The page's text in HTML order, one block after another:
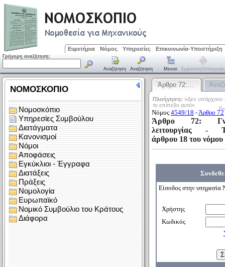
Ευρετήρια Νόμος Υπηρεσίες Επικοινωνία-Υποστήριξη
Γρήγορη αναζήτηση:
Αναζήτηση Αναζήτηση Μενού Εμφάνιση/απόκρυψη
Άρθρο 72:…